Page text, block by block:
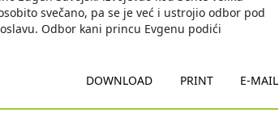
svečano, pa se je već i ustrojio odbor pod
Odbor kani princu Evgenu podići
DOWNLOAD PRINT E-MAIL